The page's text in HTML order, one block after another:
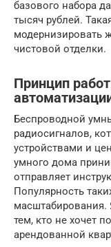
базового набора
тысяч рублей.
модернизировать
чистовой отделки.
Принцип
Беспроводной
радиосигналов,
устройствами и
умного дома
отправляет
Популярность
масштабирования.
тем, кто не хочет
арендованной